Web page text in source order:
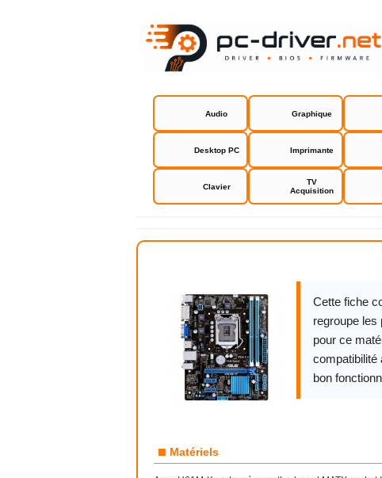
Audio Graphique
Desktop PC Imprimante
Clavier
TV
Acquisition
Asus H61M-K
Cette fiche
regroupe les
pour ce
compatibilité
bon
■ Matériels